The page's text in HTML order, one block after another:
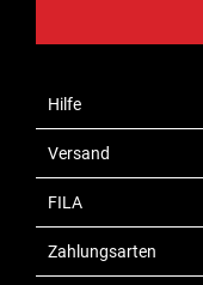
Hilfe
Versand
FILA
Zahlungsarten